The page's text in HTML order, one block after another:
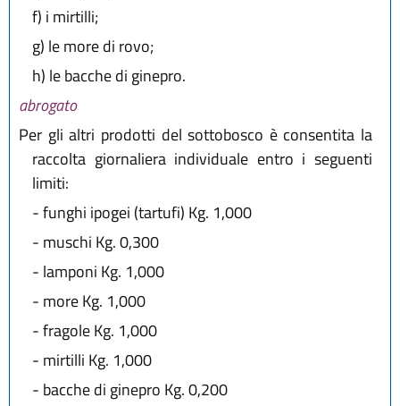
f) i mirtilli;
g) le more di rovo;
h) le bacche di ginepro.
abrogato
Per gli altri prodotti del sottobosco è consentita la
raccolta giornaliera individuale entro i seguenti
limiti:
-funghi ipogei (tartufi) Kg. 1,000
- muschi Kg. 0,300
- lamponi Kg. 1,000
- more Kg. 1,000
-fragole Kg. 1,000
- mirtilli Kg. 1,000
- bacche di ginepro Kg. 0,200